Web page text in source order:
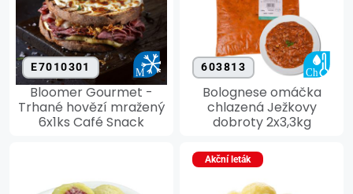
E7010301
Bloomer Gourmet -
Trhané hovězí mražený
6x1ks Café Snack
603813
Bolognese omáčka
chlazená Ježkovy
dobroty 2x3,3kg
Akční leták